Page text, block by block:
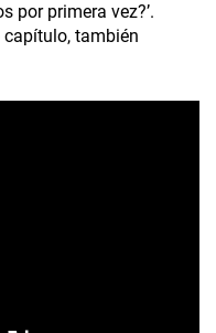
por primera vez?’.
también